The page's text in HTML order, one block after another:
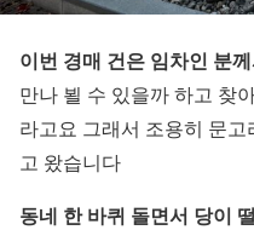
이번 경매 건은 임차인 분
만나 뵐 수 있을까 하고 찾
라고요 그래서 조용히 문
고 왔습니다
동네 한 바퀴 돌면서 당이